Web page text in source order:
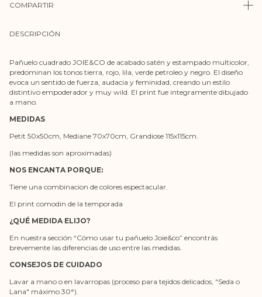
COMPARTIR
DESCRIPCIÓN
Pañuelo cuadrado JOIE&CO de acabado satén y estampado multicolor,
predominan los tonos tierra, rojo, lila, verde petroleo y negro. El diseño
evoca un sentido de fuerza, audacia y feminidad, creando un estilo
distintivo empoderador y muy wild. El print fue integramente dibujado
a mano.
MEDIDAS
Petit 50x50cm, Mediane 70x70cm, Grandiose 115x115cm.
(las medidas son aproximadas)
NOS ENCANTA PORQUE:
Tiene una combinacion de colores espectacular.
El print comodin de la temporada
¿QUÉ MEDIDA ELIJO?
En nuestra sección “Cómo usar tu pañuelo Joie&co” encontrás
brevemente las diferencias de uso entre las medidas.
CONSEJOS DE CUIDADO
Lavar a mano o en lavarropas (proceso para tejidos delicados, "Seda o
Lana" máximo 30°).